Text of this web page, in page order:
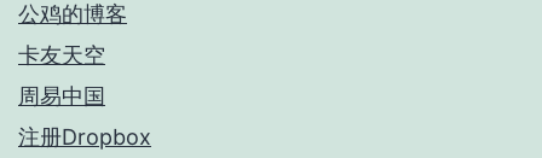
公鸡的博客
卡友天空
周易中国
注册Dropbox